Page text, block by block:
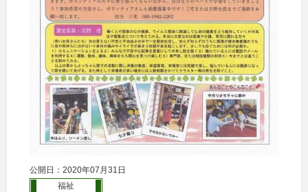
公開日：2020年07月31日
福祉